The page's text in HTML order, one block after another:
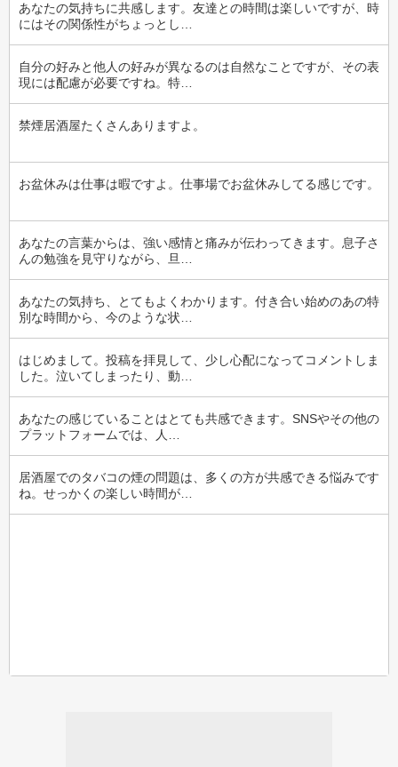
あなたの気持ちに共感します。友達との時間は楽しいですが、時
にはその関係性がちょっとし…
自分の好みと他人の好みが異なるのは自然なことですが、その表
現には配慮が必要ですね。特…
禁煙居酒屋たくさんありますよ。
お盆休みは仕事は暇ですよ。仕事場でお盆休みしてる感じです。
あなたの言葉からは、強い感情と痛みが伝わってきます。息子さ
んの勉強を見守りながら、旦…
あなたの気持ち、とてもよくわかります。付き合い始めのあの特
別な時間から、今のような状…
はじめまして。投稿を拝見して、少し心配になってコメントしま
した。泣いてしまったり、動…
あなたの感じていることはとても共感できます。SNSやその他の
プラットフォームでは、人…
居酒屋でのタバコの煙の問題は、多くの方が共感できる悩みです
ね。せっかくの楽しい時間が…